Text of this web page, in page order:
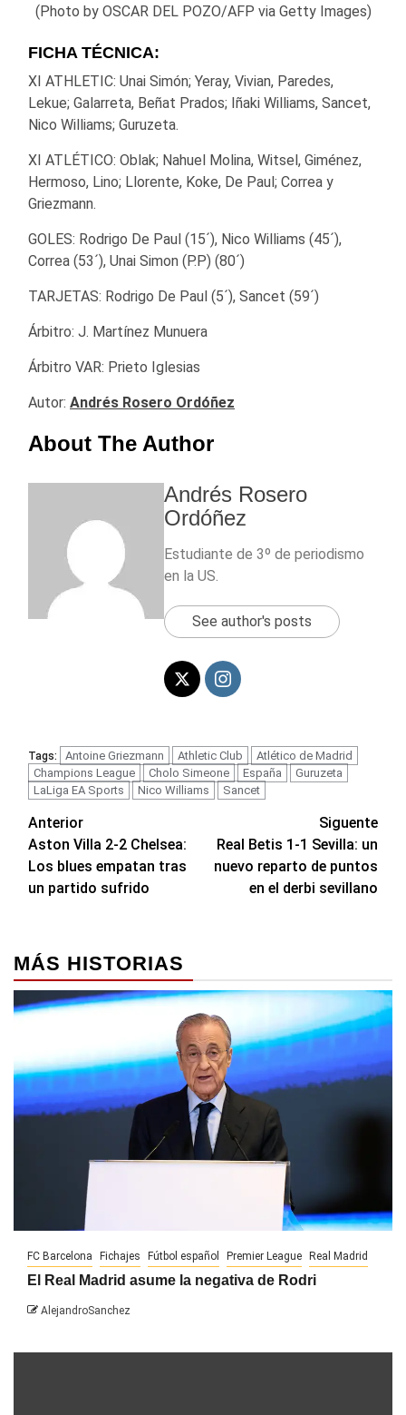
(Photo by OSCAR DEL POZO/AFP via Getty Images)
FICHA TÉCNICA:
XI ATHLETIC: Unai Simón; Yeray, Vivian, Paredes,
Lekue; Galarreta, Beñat Prados; Iñaki Williams, Sancet,
Nico Williams; Guruzeta.
XI ATLÉTICO: Oblak; Nahuel Molina, Witsel, Giménez,
Hermoso, Lino; Llorente, Koke, De Paul; Correa y
Griezmann.
GOLES: Rodrigo De Paul (15´), Nico Williams (45´),
Correa (53´), Unai Simon (P.P) (80´)
TARJETAS: Rodrigo De Paul (5´), Sancet (59´)
Árbitro: J. Martínez Munuera
Árbitro VAR: Prieto Iglesias
Autor: Andrés Rosero Ordóñez
About The Author
Andrés Rosero
Ordóñez
Estudiante de 3º de periodismo
en la US.
See author's posts
Tags: Antoine Griezmann Athletic Club
Atlético de Madrid
Champions League
Cholo Simeone España
Guruzeta
LaLiga EA Sports
Nico Williams Sancet
Navegación
de
entradas
Anterior
Aston Villa 2-2 Chelsea:
Los blues empatan tras
un partido sufrido
Siguente
Real Betis 1-1 Sevilla: un
nuevo reparto de puntos
en el derbi sevillano
MÁS HISTORIAS
FC Barcelona Fichajes Fútbol español Premier League Real Madrid
El Real Madrid asume la negativa de Rodri
AlejandroSanchez